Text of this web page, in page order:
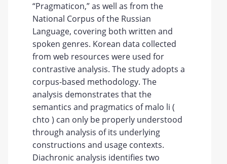
“Pragmaticon,” as well as from the
National Corpus of the Russian
Language, covering both written and
spoken genres. Korean data collected
from web resources were used for
contrastive analysis. The study adopts a
corpus-based methodology. The
analysis demonstrates that the
semantics and pragmatics of malo li (
chto ) can only be properly understood
through analysis of its underlying
constructions and usage contexts.
Diachronic analysis identifies two